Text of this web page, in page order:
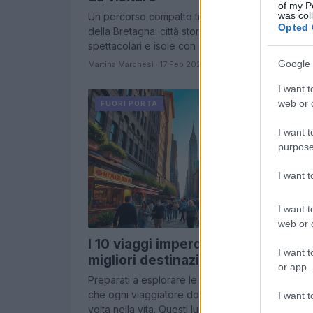
of my
was
Opted
Google
I want
web or
I want
I want
I want
web or
I want
or app.
I want
Un percorso compatto tra le località più
della Bretagna: città storiche, promontori
spettacolari e isole con spiagge bianchissime
Martina Marchesi · 17 Feb 2026
FUORI PORTA
I 10 viaggi imperdibili nella vita: le
migliori destinazioni da scoprire
Preparati a esplorare le 10 destinazioni imperdibili
che ogni viaggiatore dovrebbe visitare almeno
volta nella vita. Questi luoghi iconici offrono